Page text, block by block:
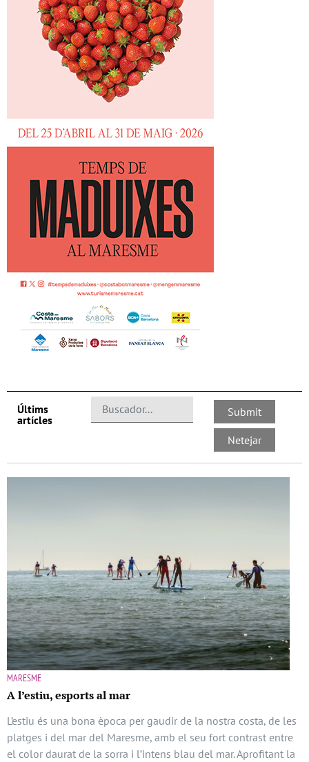
Últims
artícles
MARESME
A l’estiu, esports al mar
L’estiu és una bona època per gaudir de la nostra costa, de les
platges i del mar del Maresme, amb el seu fort contrast entre
el color daurat de la sorra i l’intens blau del mar. Aprofitant la